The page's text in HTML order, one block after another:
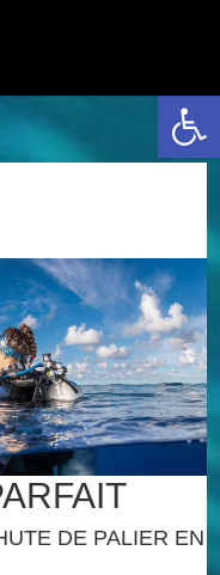
Ouvrir
DE PALIER EN